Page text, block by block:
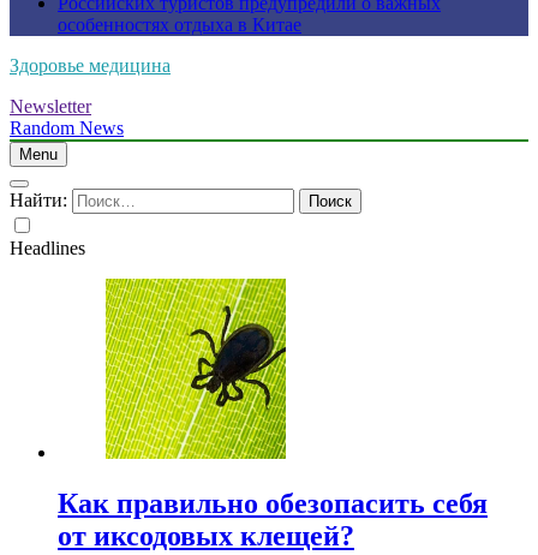
особенностях отдыха в Китае
Здоровье медицина
Newsletter
Random News
Menu
Найти:
Headlines
Как правильно обезопасить себя
от иксодовых клещей?